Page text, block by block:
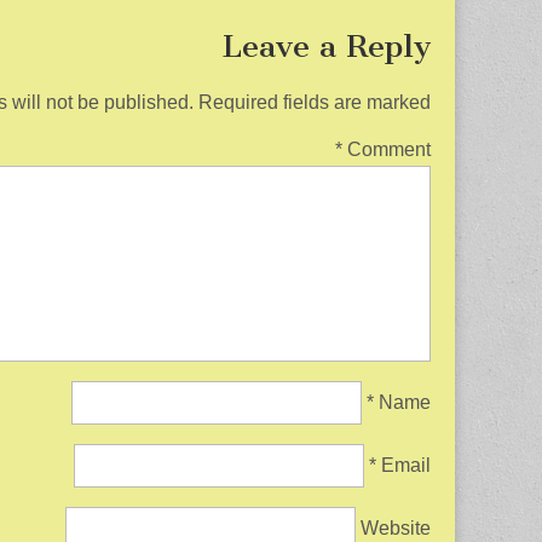
Leave a Reply
will not be published. Required fields are marked
Comment
*
Name
*
Email
*
Website